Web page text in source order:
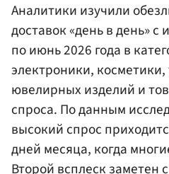
Аналитики изучили
доставок «день в день» с
по июнь 2026 года в
электроники,
ювелирных изделий и
спроса. По данным
высокий спрос
дней месяца, когда
Второй всплеск заметен